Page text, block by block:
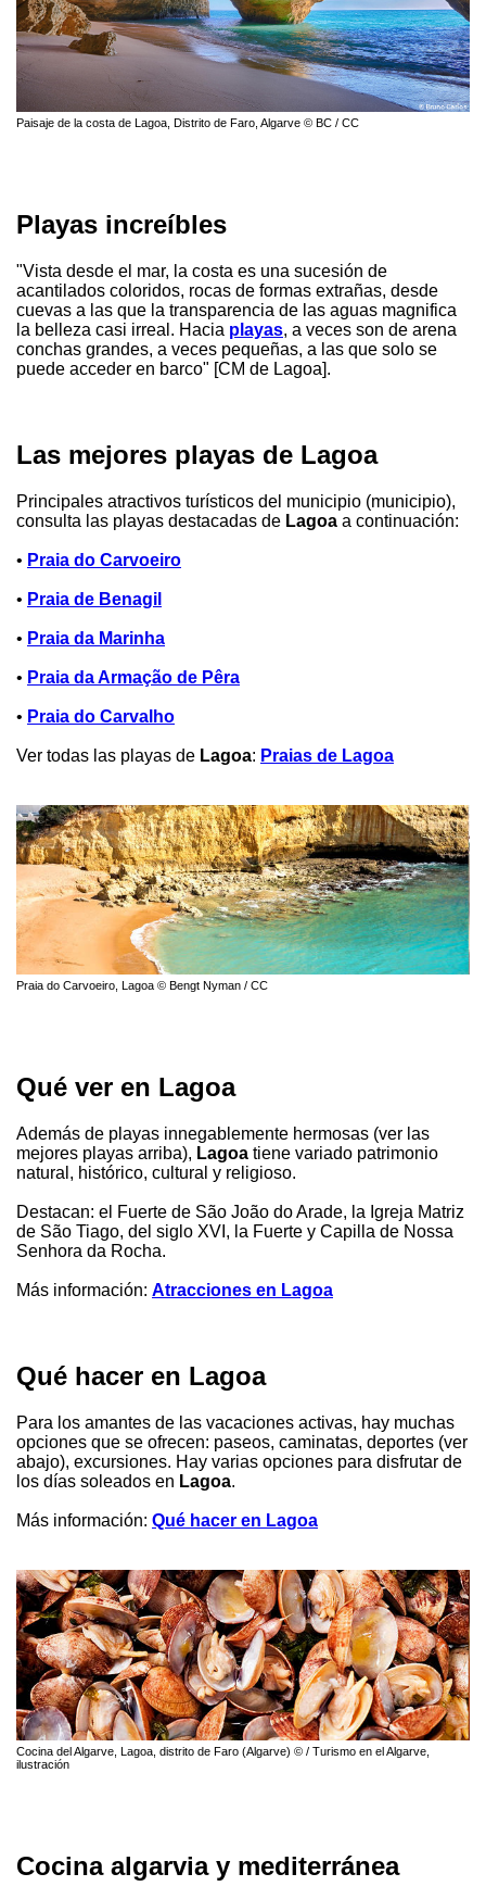
Paisaje de la costa de Lagoa, Distrito de Faro, Algarve © BC / CC
Playas increíbles
"Vista desde el mar, la costa es una sucesión de
acantilados coloridos, rocas de formas extrañas, desde
cuevas a las que la transparencia de las aguas magnifica
la belleza casi irreal. Hacia playas, a veces son de arena
conchas grandes, a veces pequeñas, a las que solo se
puede acceder en barco" [CM de Lagoa].
Las mejores playas de Lagoa
Principales atractivos turísticos del municipio (municipio),
consulta las playas destacadas de Lagoa a continuación:
• Praia do Carvoeiro
• Praia de Benagil
• Praia da Marinha
• Praia da Armação de Pêra
• Praia do Carvalho
Ver todas las playas de Lagoa: Praias de Lagoa
Praia do Carvoeiro, Lagoa © Bengt Nyman / CC
Qué ver en Lagoa
Además de playas innegablemente hermosas (ver las
mejores playas arriba), Lagoa tiene variado patrimonio
natural, histórico, cultural y religioso.
Destacan: el Fuerte de São João do Arade, la Igreja Matriz
de São Tiago, del siglo XVI, la Fuerte y Capilla de Nossa
Senhora da Rocha.
Más información: Atracciones en Lagoa
Qué hacer en Lagoa
Para los amantes de las vacaciones activas, hay muchas
opciones que se ofrecen: paseos, caminatas, deportes (ver
abajo), excursiones. Hay varias opciones para disfrutar de
los días soleados en Lagoa.
Más información: Qué hacer en Lagoa
Cocina del Algarve, Lagoa, distrito de Faro (Algarve) © / Turismo en el Algarve,
ilustración
Cocina algarvia y mediterránea